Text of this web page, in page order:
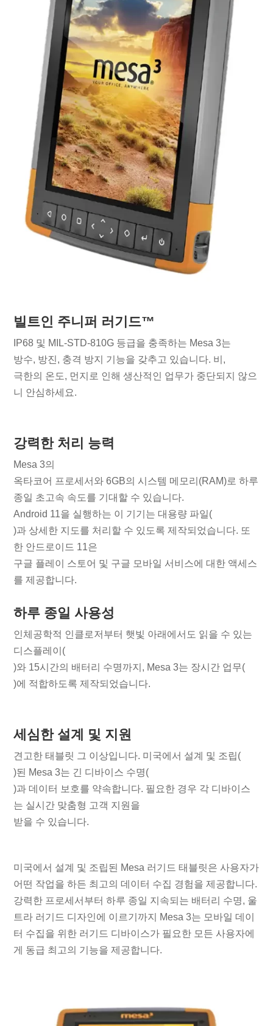
빌트인 주니퍼 러기드™
IP68 및 MIL-STD-810G 등급을 충족하는 Mesa 3는
방수, 방진, 충격 방지 기능을 갖추고 있습니다. 비,
극한의 온도, 먼지로 인해 생산적인 업무가 중단되지 않으
니 안심하세요.
강력한 처리 능력
Mesa 3의
옥타코어 프로세서와 6GB의 시스템 메모리(RAM)로 하루
종일 초고속 속도를 기대할 수 있습니다.
Android 11을 실행하는 이 기기는 대용량 파일(
)과 상세한 지도를 처리할 수 있도록 제작되었습니다. 또
한 안드로이드 11은
구글 플레이 스토어 및 구글 모바일 서비스에 대한 액세스
를 제공합니다.
하루 종일 사용성
인체공학적 인클로저부터 햇빛 아래에서도 읽을 수 있는
디스플레이(
)와 15시간의 배터리 수명까지, Mesa 3는 장시간 업무(
)에 적합하도록 제작되었습니다.
세심한 설계 및 지원
견고한 태블릿 그 이상입니다. 미국에서 설계 및 조립(
)된 Mesa 3는 긴 디바이스 수명(
)과 데이터 보호를 약속합니다. 필요한 경우 각 디바이스
는 실시간 맞춤형 고객 지원을
받을 수 있습니다.
미국에서 설계 및 조립된 Mesa 러기드 태블릿은 사용자가
어떤 작업을 하든 최고의 데이터 수집 경험을 제공합니다.
강력한 프로세서부터 하루 종일 지속되는 배터리 수명, 울
트라 러기드 디자인에 이르기까지 Mesa 3는 모바일 데이
터 수집을 위한 러기드 디바이스가 필요한 모든 사용자에
게 동급 최고의 기능을 제공합니다.